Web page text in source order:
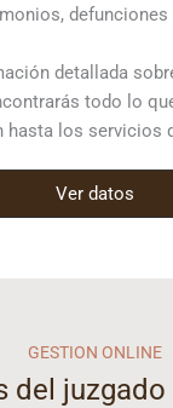
detallada
todo lo
hasta los servicios
Ver datos
GESTION ONLINE
del juzgado